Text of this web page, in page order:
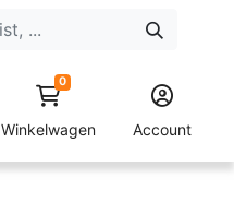
0
Winkelwagen Account